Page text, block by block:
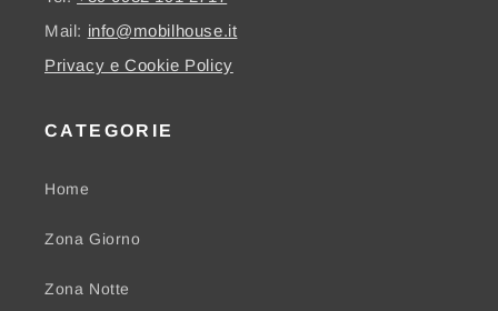
Mail: info@mobilhouse.it
Privacy e Cookie Policy
CATEGORIE
Home
Zona Giorno
Zona Notte